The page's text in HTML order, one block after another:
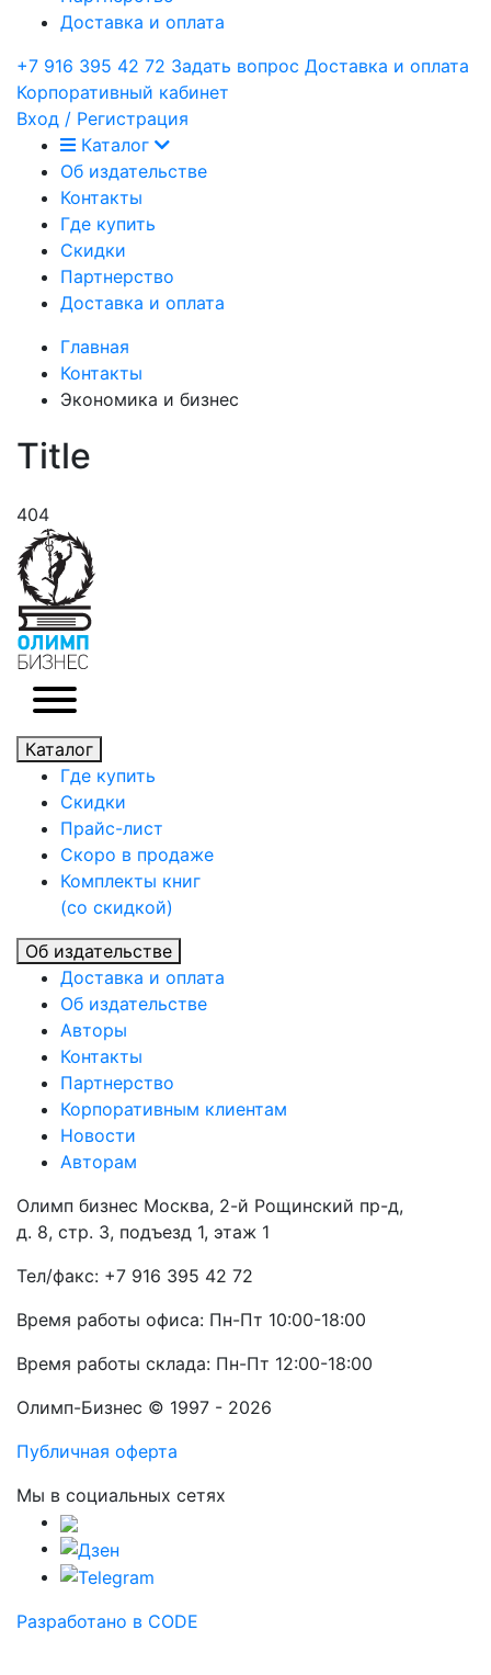
Доставка и оплата
+7 916 395 42 72 Задать вопрос Доставка и оплата
Корпоративный кабинет
Вход / Регистрация
Каталог
Об издательстве
Контакты
Где купить
Скидки
Партнерство
Доставка и оплата
Главная
Контакты
Экономика и бизнес
Title
404
Каталог
Где купить
Скидки
Прайc-лист
Скоро в продаже
Комплекты книг
(со скидкой)
Об издательстве
Доставка и оплата
Об издательстве
Авторы
Контакты
Партнерство
Корпоративным клиентам
Новости
Авторам
Олимп бизнес Москва, 2-й Рощинский пр-д,
д. 8, стр. 3, подъезд 1, этаж 1
Тел/факс: +7 916 395 42 72
Время работы офиса: Пн-Пт 10:00-18:00
Время работы склада: Пн-Пт 12:00-18:00
Олимп-Бизнес © 1997 - 2026
Публичная оферта
Мы в социальных сетях
Разработано в CODE